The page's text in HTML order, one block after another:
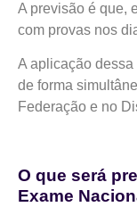
A previsão é que,
com provas nos
A aplicação
de forma
Federação e no
O que será
Exame